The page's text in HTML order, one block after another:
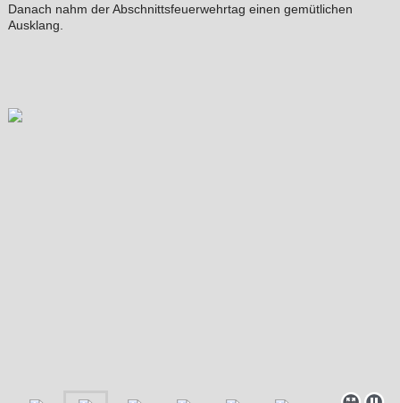
Danach nahm der Abschnittsfeuerwehrtag einen gemütlichen
Ausklang.